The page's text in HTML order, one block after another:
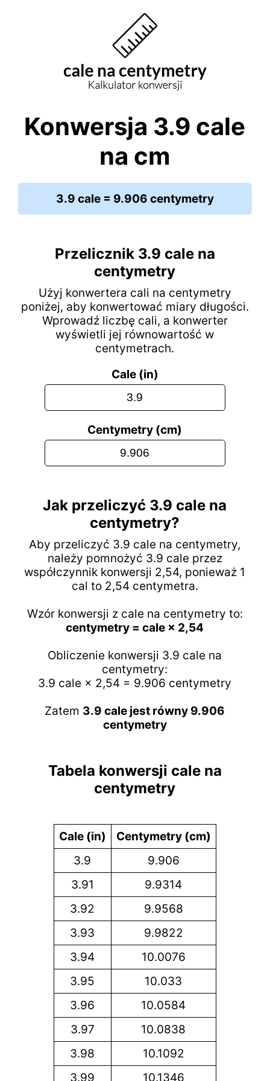
Konwersja 3.9 cale
na cm
3.9 cale = 9.906 centymetry
Przelicznik 3.9 cale na
centymetry
Użyj konwertera cali na centymetry
poniżej, aby konwertować miary długości.
Wprowadź liczbę cali, a konwerter
wyświetli jej równowartość w
centymetrach.
Cale (in)
Centymetry (cm)
Jak przeliczyć 3.9 cale na
centymetry?
Aby przeliczyć 3.9 cale na centymetry,
należy pomnożyć 3.9 cale przez
współczynnik konwersji 2,54, ponieważ 1
cal to 2,54 centymetra.
Wzór konwersji z cale na centymetry to:
centymetry = cale × 2,54
Obliczenie konwersji 3.9 cale na
centymetry:
3.9 cale × 2,54 = 9.906 centymetry
Zatem 3.9 cale jest równy 9.906
centymetry
Tabela konwersji cale na
centymetry
Cale (in)
Centymetry (cm)
3.9
9.906
3.91
9.9314
3.92
9.9568
3.93
9.9822
3.94
10.0076
3.95
10.033
3.96
10.0584
3.97
10.0838
3.98
10.1092
3.99
10.1346